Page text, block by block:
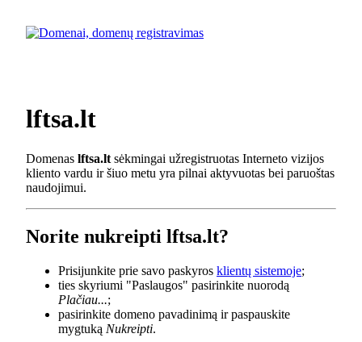
lftsa.lt
Domenas lftsa.lt sėkmingai užregistruotas Interneto vizijos
kliento vardu ir šiuo metu yra pilnai aktyvuotas bei paruoštas
naudojimui.
Norite nukreipti lftsa.lt?
Prisijunkite prie savo paskyros klientų sistemoje;
ties skyriumi "Paslaugos" pasirinkite nuorodą
Plačiau...;
pasirinkite domeno pavadinimą ir paspauskite
mygtuką Nukreipti.